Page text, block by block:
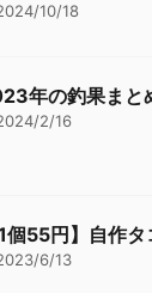
10/18
年の釣果まと
2/16
1個55円】自作
6/13